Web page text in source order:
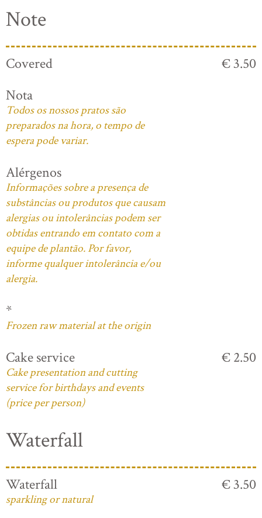
Note
Covered
€ 3.50
Nota
Todos os nossos pratos são
preparados na hora, o tempo de
espera pode variar.
Alérgenos
Informações sobre a presença de
substâncias ou produtos que causam
alergias ou intolerâncias podem ser
obtidas entrando em contato com a
equipe de plantão. Por favor,
informe qualquer intolerância e/ou
alergia.
*
Frozen raw material at the origin
Cake service
Cake presentation and cutting
service for birthdays and events
(price per person)
€ 2.50
Waterfall
Waterfall
sparkling or natural
€ 3.50